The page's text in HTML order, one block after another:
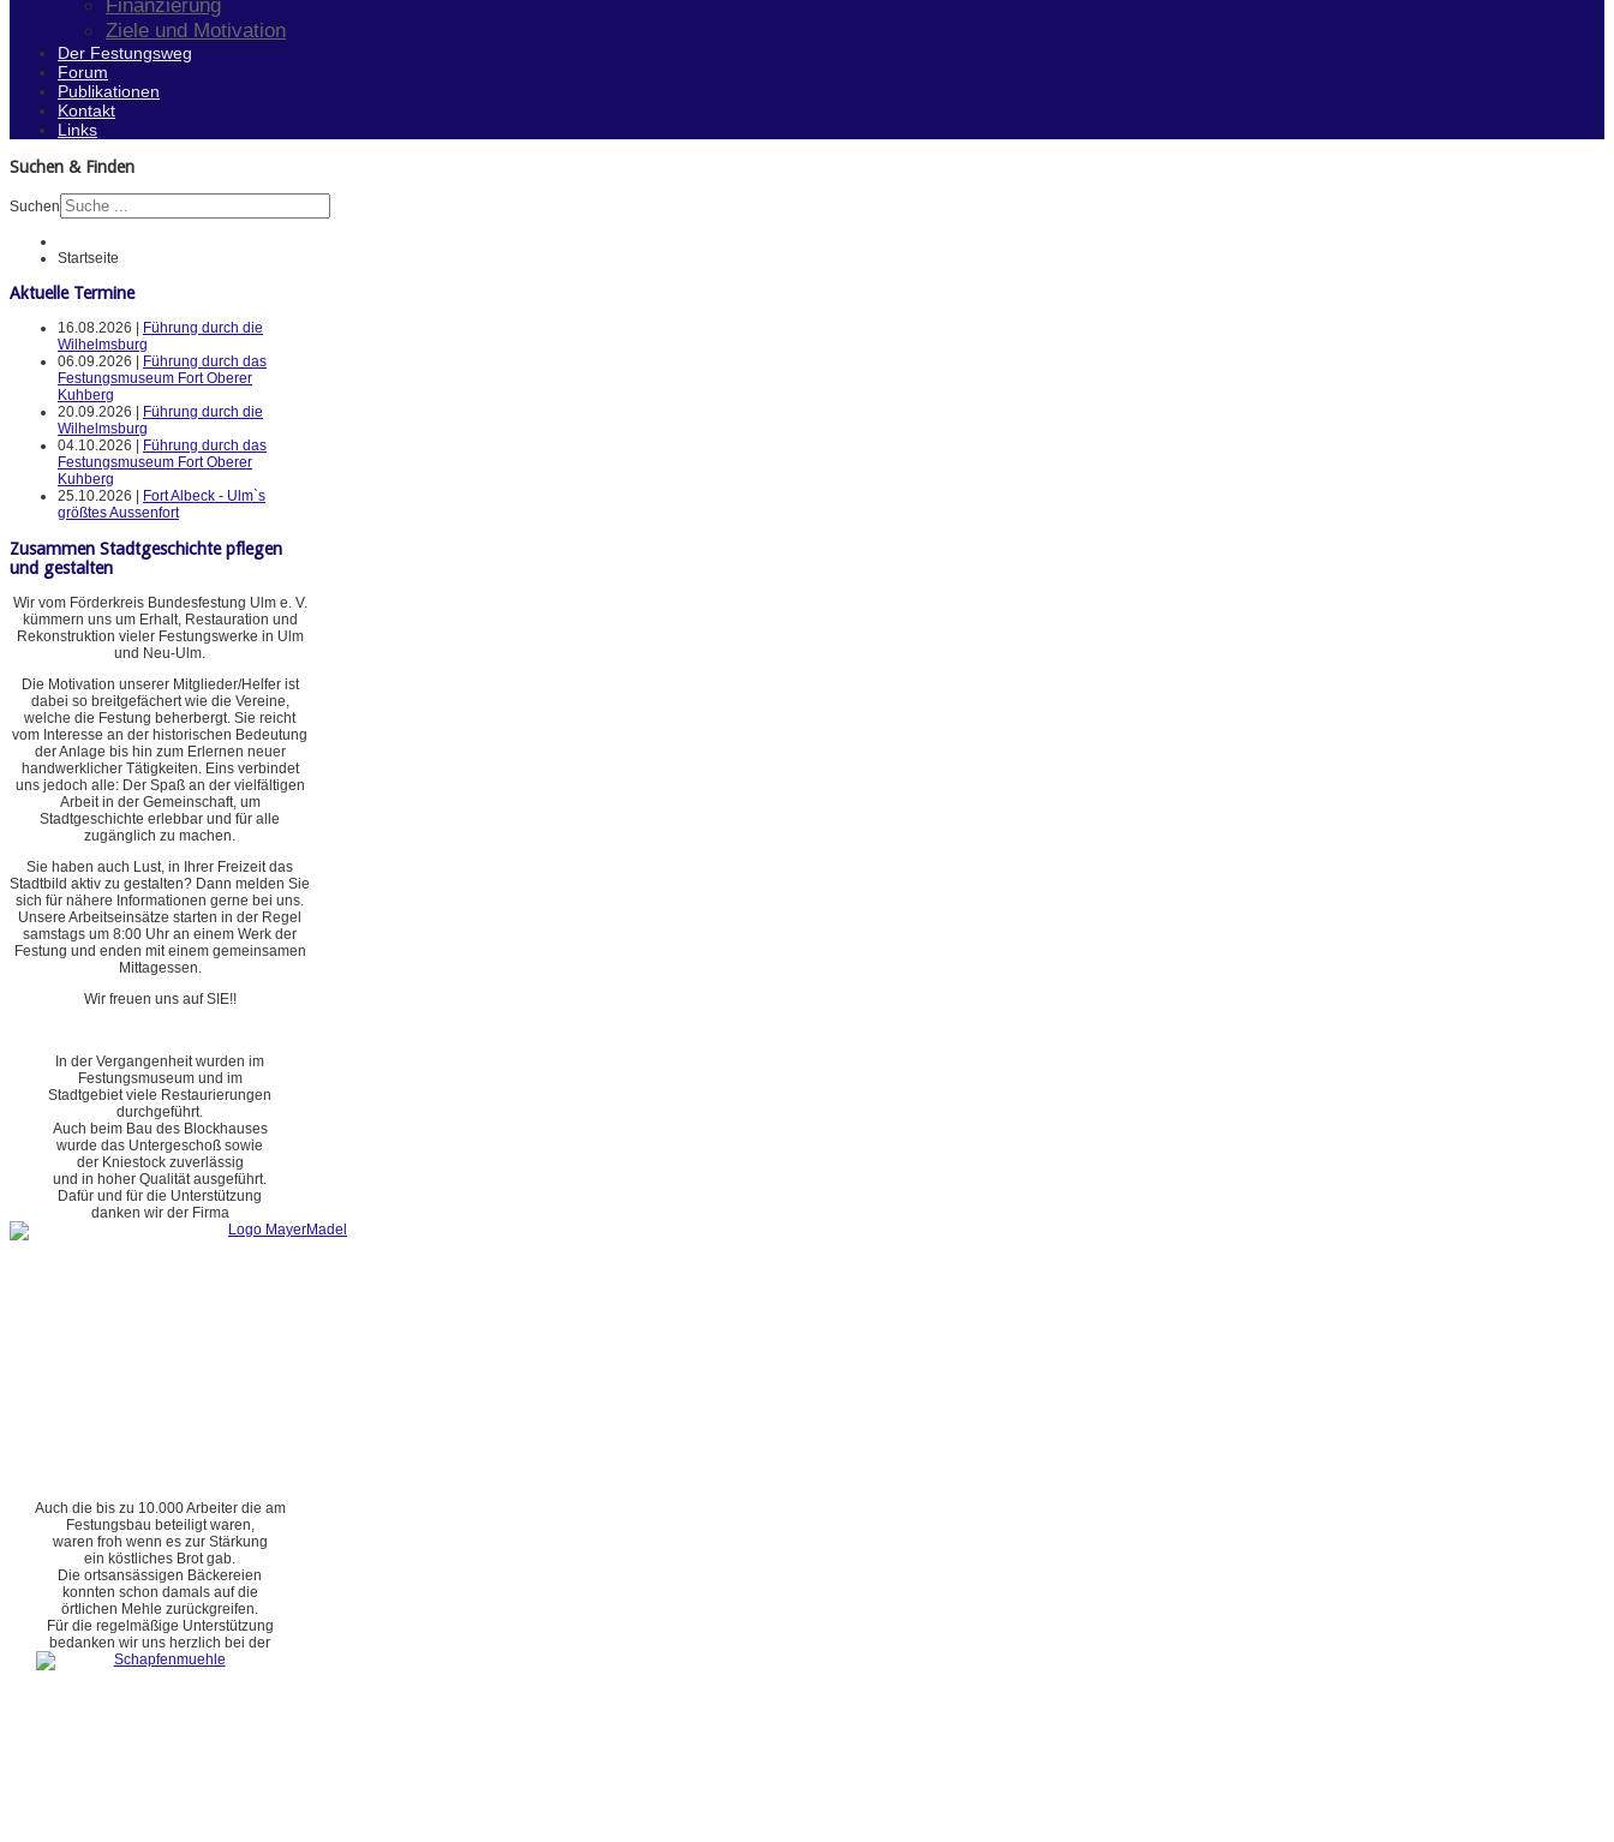
Finanzierung
Ziele und Motivation
Der Festungsweg
Forum
Publikationen
Kontakt
Links
Suchen & Finden
Suchen
Startseite
Aktuelle Termine
16.08.2026 |
Führung durch die
Wilhelmsburg
06.09.2026 |
Führung durch das
Festungsmuseum Fort Oberer
Kuhberg
20.09.2026 |
Führung durch die
Wilhelmsburg
04.10.2026 |
Führung durch das
Festungsmuseum Fort Oberer
Kuhberg
25.10.2026 |
Fort Albeck - Ulm`s
größtes Aussenfort
Zusammen Stadtgeschichte pflegen
und gestalten
Wir vom Förderkreis Bundesfestung Ulm e. V.
kümmern uns um Erhalt, Restauration und
Rekonstruktion vieler Festungswerke in Ulm
und Neu-Ulm.
Die Motivation unserer Mitglieder/Helfer ist
dabei so breitgefächert wie die Vereine,
welche die Festung beherbergt. Sie reicht
vom Interesse an der historischen Bedeutung
der Anlage bis hin zum Erlernen neuer
handwerklicher Tätigkeiten. Eins verbindet
uns jedoch alle: Der Spaß an der vielfältigen
Arbeit in der Gemeinschaft, um
Stadtgeschichte erlebbar und für alle
zugänglich zu machen.
Sie haben auch Lust, in Ihrer Freizeit das
Stadtbild aktiv zu gestalten? Dann melden Sie
sich für nähere Informationen gerne bei uns.
Unsere Arbeitseinsätze starten in der Regel
samstags um 8:00 Uhr an einem Werk der
Festung und enden mit einem gemeinsamen
Mittagessen.
Wir freuen uns auf SIE!!
In der Vergangenheit wurden im
Festungsmuseum und im
Stadtgebiet viele Restaurierungen
durchgeführt.
Auch beim Bau des Blockhauses
wurde das Untergeschoß sowie
der Kniestock zuverlässig
und in hoher Qualität ausgeführt.
Dafür und für die Unterstützung
danken wir der Firma
Auch die bis zu 10.000 Arbeiter die am
Festungsbau beteiligt waren,
waren froh wenn es zur Stärkung
ein köstliches Brot gab.
Die ortsansässigen Bäckereien
konnten schon damals auf die
örtlichen Mehle zurückgreifen.
Für die regelmäßige Unterstützung
bedanken wir uns herzlich bei der